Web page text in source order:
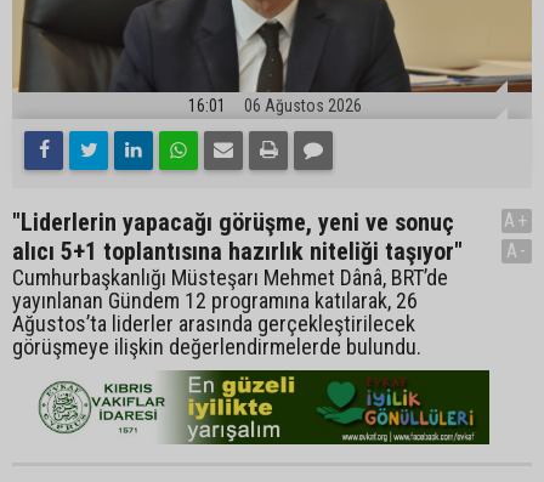
16:01 06 Ağustos 2026
"Liderlerin yapacağı görüşme, yeni ve sonuç
alıcı 5+1 toplantısına hazırlık niteliği taşıyor"
Cumhurbaşkanlığı Müsteşarı Mehmet Dânâ, BRT’de
yayınlanan Gündem 12 programına katılarak, 26
Ağustos’ta liderler arasında gerçekleştirilecek
görüşmeye ilişkin değerlendirmelerde bulundu.
A+
A-